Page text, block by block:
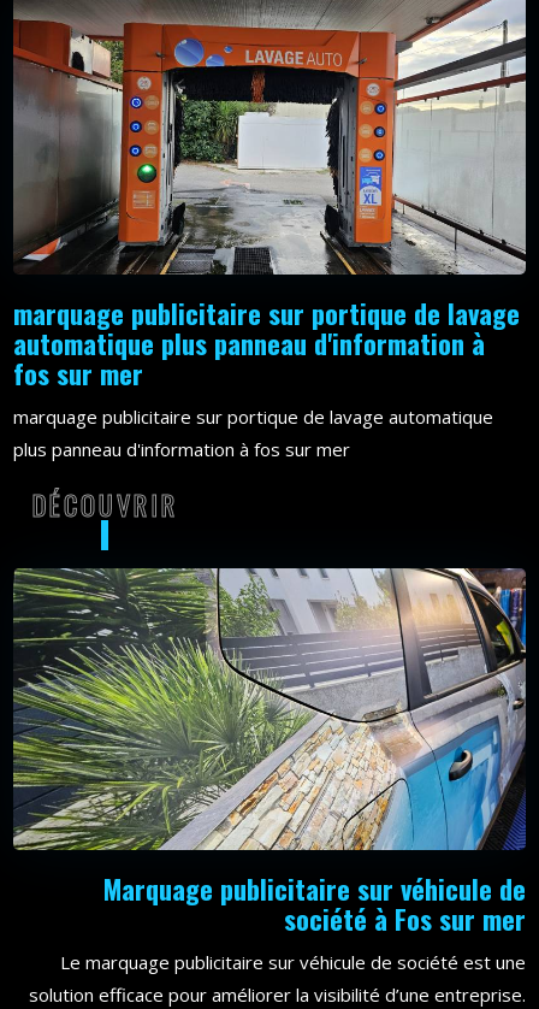
marquage publicitaire sur portique de lavage
automatique plus panneau d'information à
fos sur mer
marquage publicitaire sur portique de lavage automatique
plus panneau d'information à fos sur mer
DÉCOUVRIR
Marquage publicitaire sur véhicule de
société à Fos sur mer
Le marquage publicitaire sur véhicule de société est une
solution efficace pour améliorer la visibilité d’une entreprise.